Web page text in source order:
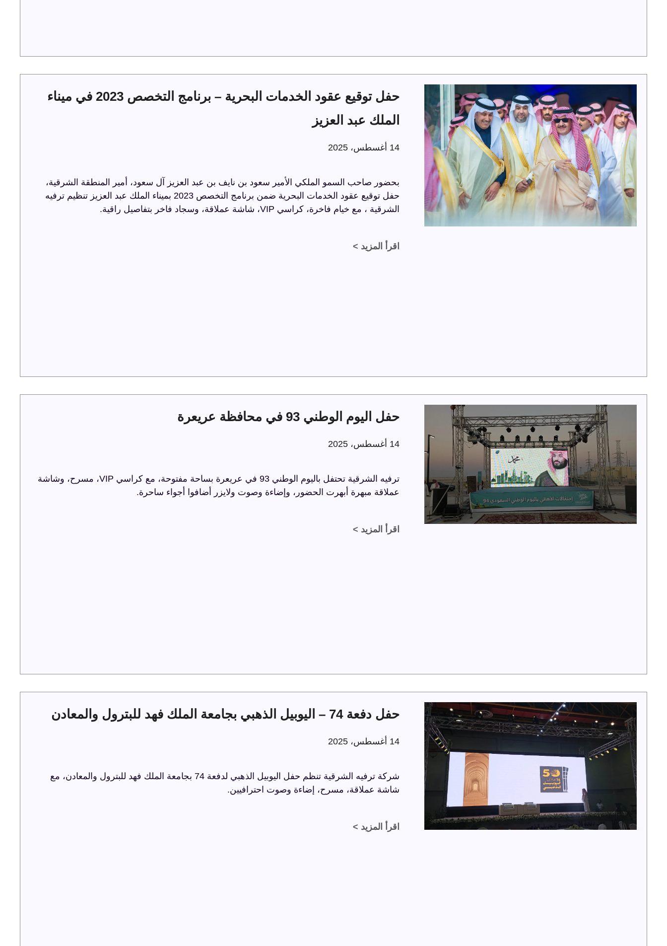
حفل توقيع عقود الخدمات البحرية – برنامج التخصص 2023 في ميناء
الملك عبد العزيز
14 أغسطس، 2025
بحضور صاحب السمو الملكي الأمير سعود بن نايف بن عبد العزيز آل سعود، أمير المنطقة الشرقية،
حفل توقيع عقود الخدمات البحرية ضمن برنامج التخصص 2023 بميناء الملك عبد العزيز تنظيم ترفيه
الشرقية ، مع خيام فاخرة، كراسي VIP، شاشة عملاقة، وسجاد فاخر بتفاصيل راقية.
اقرأ المزيد >
حفل اليوم الوطني 93 في محافظة عريعرة
14 أغسطس، 2025
ترفيه الشرقية تحتفل باليوم الوطني 93 في عريعرة بساحة مفتوحة، مع كراسي VIP، مسرح، وشاشة
عملاقة مبهرة أبهرت الحضور، وإضاءة وصوت ولايزر أضافوا أجواء ساحرة.
اقرأ المزيد >
حفل دفعة 74 – اليوبيل الذهبي بجامعة الملك فهد للبترول والمعادن
14 أغسطس، 2025
شركة ترفيه الشرقية تنظم حفل اليوبيل الذهبي لدفعة 74 بجامعة الملك فهد للبترول والمعادن، مع
شاشة عملاقة، مسرح، إضاءة وصوت احترافيين.
اقرأ المزيد >